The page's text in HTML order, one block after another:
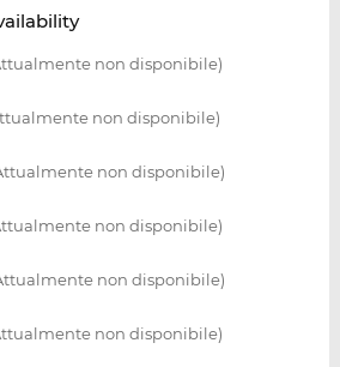
non disponibile)
non disponibile)
non disponibile)
non disponibile)
non disponibile)
non disponibile)